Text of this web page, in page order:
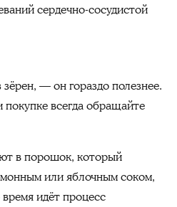
сердечно-сосудистой
— он гораздо полезнее.
всегда обращайте
в порошок, который
или яблочным соком,
идёт процесс